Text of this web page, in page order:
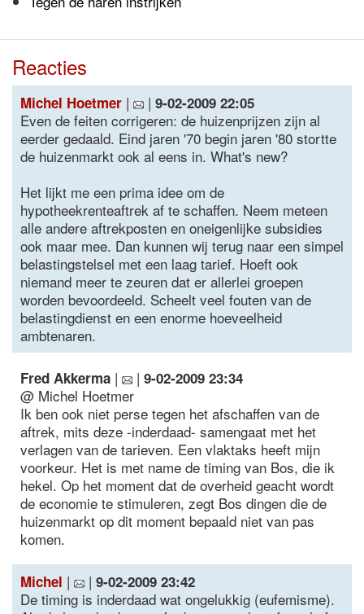
Reacties
Michel Hoetmer | | 9-02-2009 22:05
Even de feiten corrigeren: de huizenprijzen zijn al
eerder gedaald. Eind jaren '70 begin jaren '80 stortte
de huizenmarkt ook al eens in. What's new?
Het lijkt me een prima idee om de
hypotheekrenteaftrek af te schaffen. Neem meteen
alle andere aftrekposten en oneigenlijke subsidies
ook maar mee. Dan kunnen wij terug naar een simpel
belastingstelsel met een laag tarief. Hoeft ook
niemand meer te zeuren dat er allerlei groepen
worden bevoordeeld. Scheelt veel fouten van de
belastingdienst en een enorme hoeveelheid
ambtenaren.
Fred Akkerma | | 9-02-2009 23:34
@ Michel Hoetmer
Ik ben ook niet perse tegen het afschaffen van de
aftrek, mits deze -inderdaad- samengaat met het
verlagen van de tarieven. Een vlaktaks heeft mijn
voorkeur. Het is met name de timing van Bos, die ik
hekel. Op het moment dat de overheid geacht wordt
de economie te stimuleren, zegt Bos dingen die de
huizenmarkt op dit moment bepaald niet van pas
komen.
Michel | | 9-02-2009 23:42
De timing is inderdaad wat ongelukkig (eufemisme).